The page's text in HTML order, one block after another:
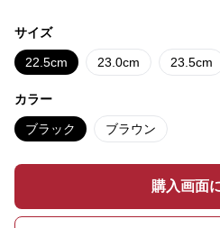
サイズ
22.5cm 23.0cm 23.5cm
カラー
ブラック ブラウン
購入画面